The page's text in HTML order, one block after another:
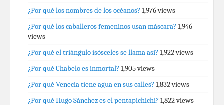
¿Por qué los nombres de los océanos? 1,976 views
¿Por qué los caballeros femeninos usan máscara? 1,946
views
¿Por qué el triángulo isósceles se llama así? 1,922 views
¿Por qué Chabelo es inmortal? 1,905 views
¿Por qué Venecia tiene agua en sus calles? 1,832 views
¿Por qué Hugo Sánchez es el pentapichichi? 1,822 views